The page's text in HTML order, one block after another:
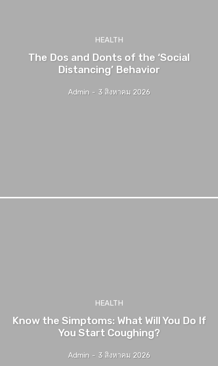
HEALTH
The Dos and Donts of the ‘Social
Distancing’ Behavior
Admin - 3 สิงหาคม 2026
HEALTH
Know the Simptoms: What Will You Do If
You Start Coughing?
Admin - 3 สิงหาคม 2026